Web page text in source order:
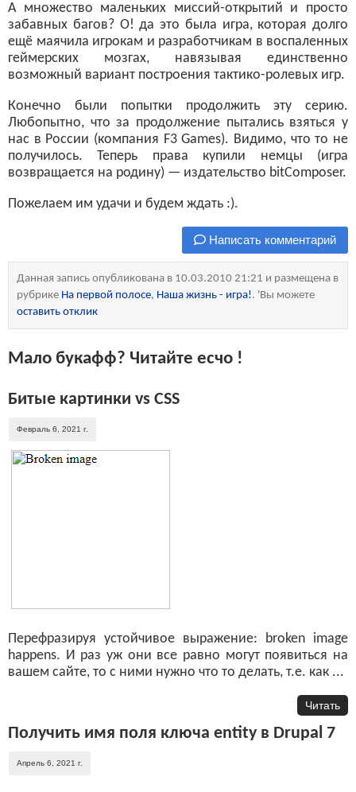
А множество маленьких миссий-открытий и просто
забавных багов? О! да это была игра, которая долго
ещё маячила игрокам и разработчикам в воспаленных
геймерских мозгах, навязывая единственно
возможный вариант построения тактико-ролевых игр.
Конечно были попытки продолжить эту серию.
Любопытно, что за продолжение пытались взяться у
нас в России (компания F3 Games). Видимо, что то не
получилось. Теперь права купили немцы (игра
возвращается на родину) — издательство bitComposer.
Пожелаем им удачи и будем ждать :).
Написать комментарий
Данная запись опубликована в 10.03.2010 21:21 и размещена в
рубрике На первой полосе, Наша жизнь - игра!. 'Вы можете
оставить отклик
Мало букафф? Читайте есчо !
Битые картинки vs CSS
Февраль 6, 2021 г.
Перефразируя устойчивое выражение: broken image
happens. И раз уж они все равно могут появиться на
вашем сайте, то с ними нужно что то делать, т.е. как ...
Читать
Получить имя поля ключа entity в Drupal 7
Апрель 6, 2021 г.